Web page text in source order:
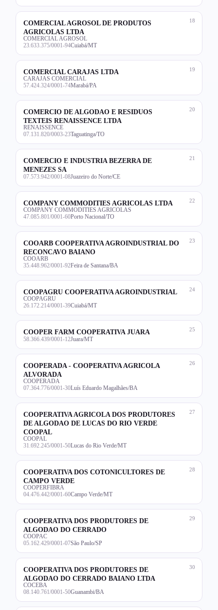
18
COMERCIAL AGROSOL DE PRODUTOS
AGRICOLAS LTDA
COMERCIAL AGROSOL
23.633.375/0001-94Cuiabá/MT
19
COMERCIAL CARAJAS LTDA
CARAJAS COMERCIAL
57.424.324/0001-74Marabá/PA
20
COMERCIO DE ALGODAO E RESIDUOS
TEXTEIS RENAISSENCE LTDA
RENAISSENCE
07.131.820/0003-23Taguatinga/TO
21
COMERCIO E INDUSTRIA BEZERRA DE
MENEZES SA
07.573.942/0001-08Juazeiro do Norte/CE
22
COMPANY COMMODITIES AGRICOLAS LTDA
COMPANY COMMODITIES AGRICOLAS
47.085.801/0001-60Porto Nacional/TO
23
COOARB COOPERATIVA AGROINDUSTRIAL DO
RECONCAVO BAIANO
COOARB
35.448.962/0001-92Feira de Santana/BA
24
COOPAGRU COOPERATIVA AGROINDUSTRIAL
COOPAGRU
26.172.214/0001-39Cuiabá/MT
25
COOPER FARM COOPERATIVA JUARA
58.366.439/0001-12Juara/MT
26
COOPERADA - COOPERATIVA AGRICOLA
ALVORADA
COOPERADA
07.364.776/0001-30Luís Eduardo Magalhães/BA
27
COOPERATIVA AGRICOLA DOS PRODUTORES
DE ALGODAO DE LUCAS DO RIO VERDE
COOPAL
COOPAL
31.692.245/0001-50Lucas do Rio Verde/MT
28
COOPERATIVA DOS COTONICULTORES DE
CAMPO VERDE
COOPERFIBRA
04.476.442/0001-60Campo Verde/MT
29
COOPERATIVA DOS PRODUTORES DE
ALGODAO DO CERRADO
COOPAC
05.162.429/0001-07São Paulo/SP
30
COOPERATIVA DOS PRODUTORES DE
ALGODAO DO CERRADO BAIANO LTDA
COCEBA
08.140.761/0001-50Guanambi/BA